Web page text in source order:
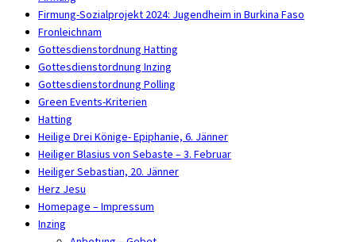
Firmung-Sozialprojekt 2024: Jugendheim in Burkina Faso
Fronleichnam
Gottesdienstordnung Hatting
Gottesdienstordnung Inzing
Gottesdienstordnung Polling
Green Events-Kriterien
Hatting
Heilige Drei Könige- Epiphanie, 6. Jänner
Heiliger Blasius von Sebaste – 3. Februar
Heiliger Sebastian, 20. Jänner
Herz Jesu
Homepage – Impressum
Inzing